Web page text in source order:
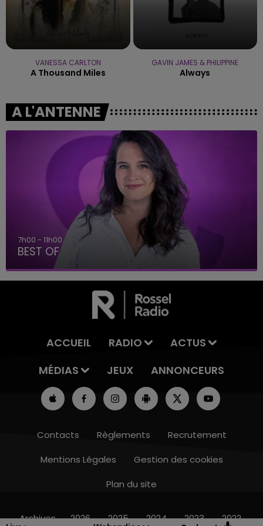
16h00 - 20h00
VANESSA CARLTON
A Thousand Miles
GAVIN JAMES & PHILIPPINE
Always
A L'ANTENNE
7h00 - 11h00
BEST OF
ACCUEIL RADIO
ACTUS
MÉDIAS
JEUX ANNONCEURS
Contacts Règlements
Recrutement
Mentions Légales
Gestion des cookies
Plan du site
Archives 2026 2025 2024 2023 2022